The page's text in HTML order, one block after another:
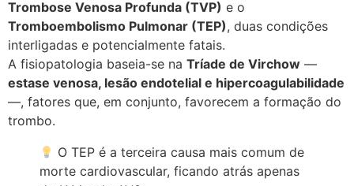
Trombose Venosa Profunda (TVP) e o
Tromboembolismo Pulmonar (TEP), duas condições
interligadas e potencialmente fatais.
A fisiopatologia baseia-se na Tríade de Virchow —
estase venosa, lesão endotelial e hipercoagulabilidade
—, fatores que, em conjunto, favorecem a formação do
trombo.
O TEP é a terceira causa mais comum de
morte cardiovascular, ficando atrás apenas